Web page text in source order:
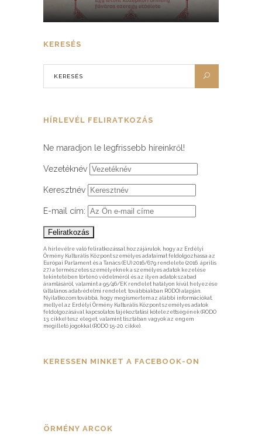
KERESÉS
HÍRLEVÉL FELIRATKOZÁS
Ne maradjon le legfrissebb híreinkről!
Vezetéknév
Keresztnév
E-mail cím:
A hírlevélre való feliratkozással hozzájárulok, hogy az Erdélyi
Örmény Kulturális Központ személyes adataimat feldolgozhassa az
Európai Parlament és a Tanács (EU) 2016/679 rendelete (2016. április
27.) a természetes személyeknek a személyes adatok kezelése
tekintetében történő védelméről és az ilyen adatok szabad
áramlásáról, valamint a 95/46/EK rendelet hatályon kívül helyezése
(általános adatvédelmi rendelet, továbbiakban RODO) alapján.
Nyilatkozom továbbá, hogy megismertem az alábbi információkat,
mellyel az Erdélyi Örmény Kulturális Központ személyes adatok
feldolgozásával kapcsolatos tájékoztatási kötelezettségének (RODO
13. cikke) tesz eleget, valamint tisztában vagyok az engem
megillető jogokkal (RODO 15-20. cikke).
KERESSEN MINKET A FACEBOOK-ON
ÖRMÉNY ARCOK